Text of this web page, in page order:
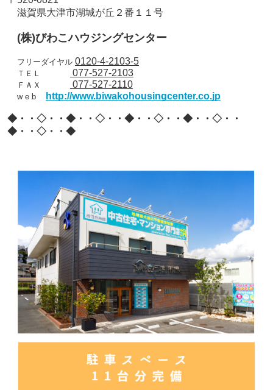
滋賀県大津市湖城が丘２番１１号
(株)びわこハウジングセンター
フリーダイヤル 0120-4-2103-5
ＴＥＬ 077-527-2103
ＦＡＸ 077-527-2110
w e b http://www.biwakohousingcenter.co.jp
◆・・◇・・◆・・◇・・◆・・◇・・◆・・◇・・
◆・・◇・・◆